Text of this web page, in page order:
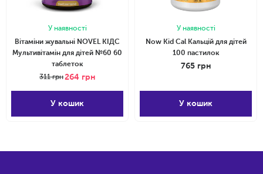
У наявності
Вітаміни жувальні NOVEL КІДС
Мультивітамін для дітей №60 60
таблеток
311грн 264 грн
У кошик
У наявності
Now Kid Cal Кальцій для дітей
100 пастилок
765 грн
У кошик